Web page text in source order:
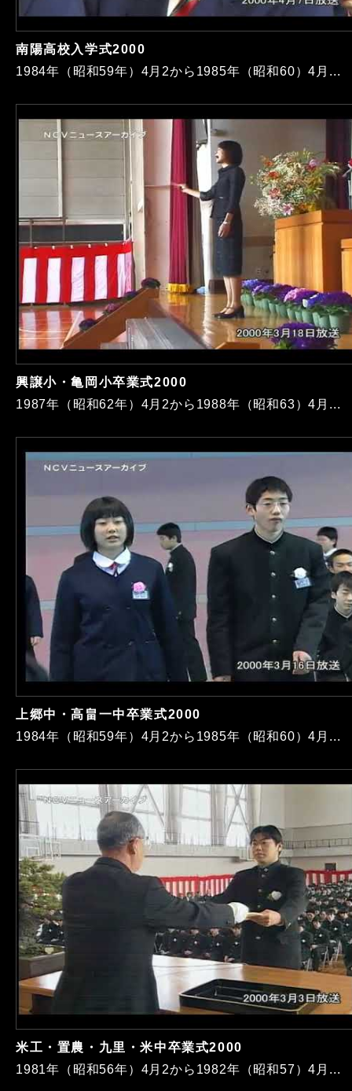
南陽高校入学式2000
1984年（昭和59年）4月2から1985年（昭和60）4月...
興譲小・亀岡小卒業式2000
1987年（昭和62年）4月2から1988年（昭和63）4月...
上郷中・高畠一中卒業式2000
1984年（昭和59年）4月2から1985年（昭和60）4月...
米工・置農・九里・米中卒業式2000
1981年（昭和56年）4月2から1982年（昭和57）4月...